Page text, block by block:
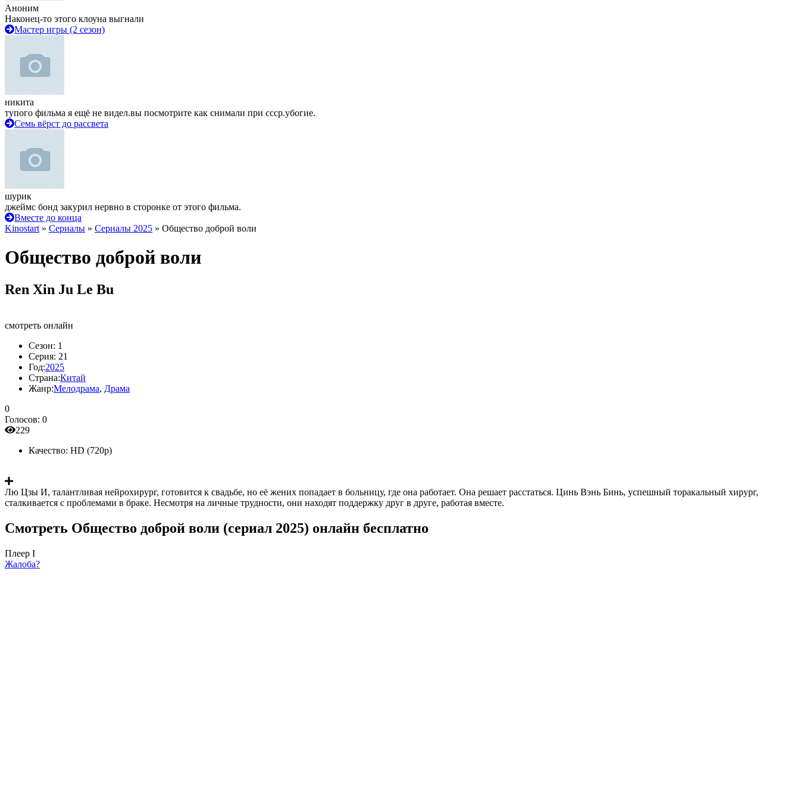
Аноним
Наконец-то этого клоуна выгнали
Мастер игры (2 сезон)
никита
тупого фильма я ещё не видел.вы посмотрите как снимали при ссср.убогие.
Семь вёрст до рассвета
шурик
джеймс бонд закурил нервно в сторонке от этого фильма.
Вместе до конца
Kinostart » Сериалы » Сериалы 2025 » Общество доброй воли
Общество доброй воли
Ren Xin Ju Le Bu
смотреть онлайн
Сезон: 1
Серия: 21
Год:2025
Страна:Китай
Жанр:Мелодрама, Драма
0
Голосов: 0
229
Качество: HD (720p)
Лю Цзы И, талантливая нейрохирург, готовится к свадьбе, но её жених попадает в больницу, где она работает. Она решает расстаться. Цинь Вэнь Бинь, успешный торакальный хирург,
сталкивается с проблемами в браке. Несмотря на личные трудности, они находят поддержку друг в друге, работая вместе.
Смотреть Общество доброй воли (сериал 2025) онлайн бесплатно
Плеер I
Жалоба?